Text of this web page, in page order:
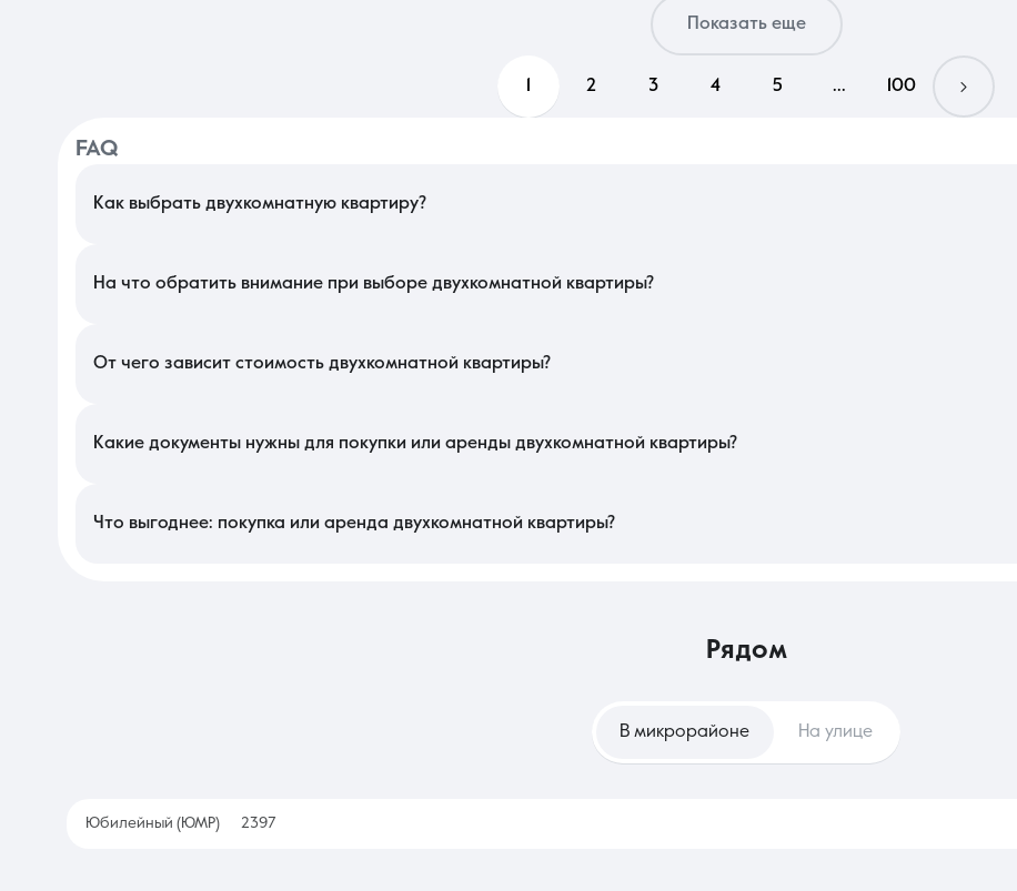
Показать еще
2 3 4 5 ... 100
FAQ
Как выбрать двухкомнатную квартиру?
На что обратить внимание при выборе двухкомнатной квартиры?
От чего зависит стоимость двухкомнатной квартиры?
Какие документы нужны для покупки или аренды двухкомнатной квартиры?
Что выгоднее: покупка или аренда двухкомнатной квартиры?
рядом
В микрорайоне На улице
Юбилейный (ЮМР) 2397